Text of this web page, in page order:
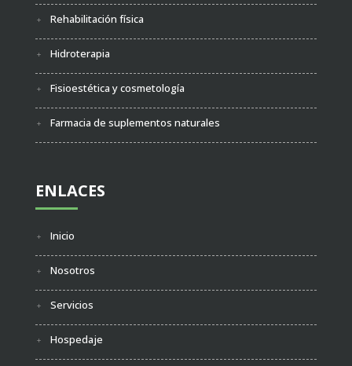
Rehabilitación física
Hidroterapia
Fisioestética y cosmetología
Farmacia de suplementos naturales
ENLACES
Inicio
Nosotros
Servicios
Hospedaje